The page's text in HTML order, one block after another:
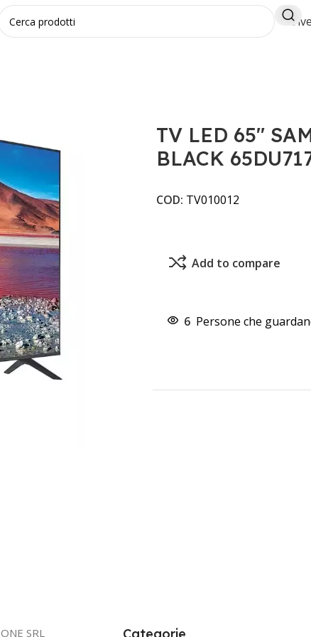
TV BLACK 65DU7172
TV LED 65"
BLACK
COD: TV010012
Add to compare
6 Persone che
SRL Categorie